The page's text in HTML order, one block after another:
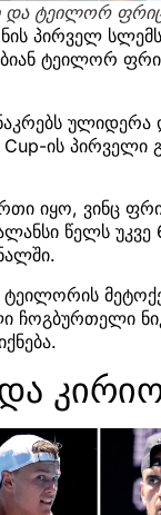
და ტეილორ
პირველ
ტეილორ
Cup-ის პირველი
იყო, ვინც
წელს უკვე
ტეილორის
ჩოგბურთელი